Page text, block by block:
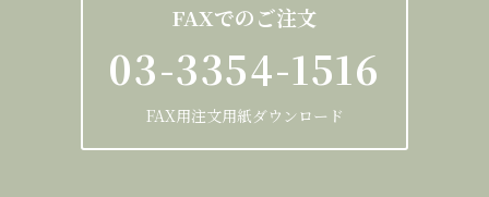
FAXでのご注文
03-3354-1516
FAX用注文用紙ダウンロード